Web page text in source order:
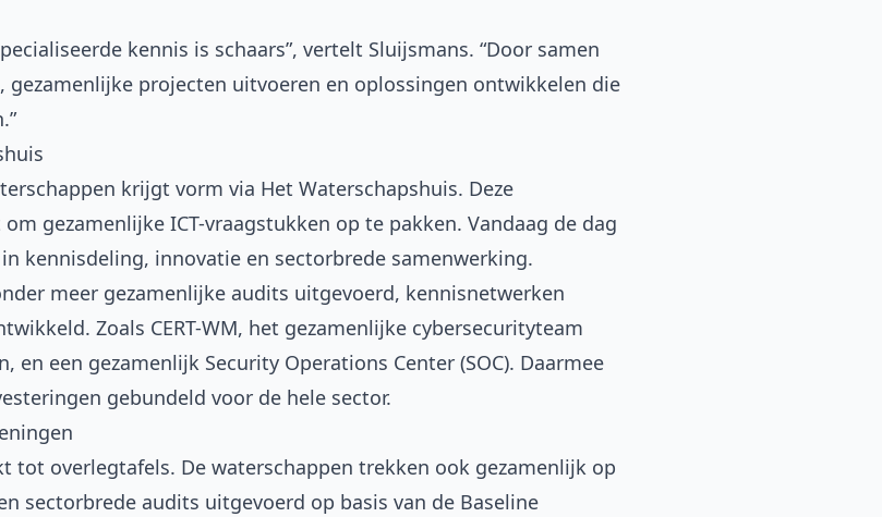
kennis is schaars”, vertelt Sluijsmans. “Door samen
gezamenlijke projecten uitvoeren en oplossingen ontwikkelen die
krijgt vorm via Het Waterschapshuis. Deze
gezamenlijke ICT-vraagstukken op te pakken. Vandaag de dag
kennisdeling, innovatie en sectorbrede samenwerking.
meer gezamenlijke audits uitgevoerd, kennisnetwerken
Zoals CERT-WM, het gezamenlijke cybersecurityteam
en een gezamenlijk Security Operations Center (SOC). Daarmee
gebundeld voor de hele sector.
tot overlegtafels. De waterschappen trekken ook gezamenlijk op
sectorbrede audits uitgevoerd op basis van de Baseline